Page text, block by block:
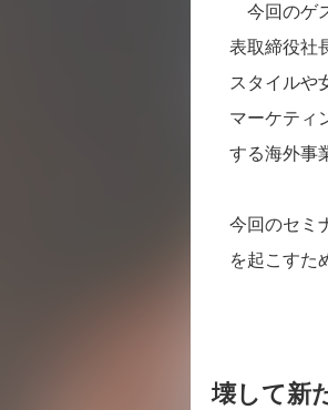
今回のゲ
表取締役社
スタイルや
マーケティ
する海外事
今回のセミ
を起こすた
壊して新